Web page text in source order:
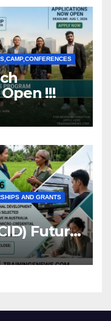
!!!
AND GRANTS
Future